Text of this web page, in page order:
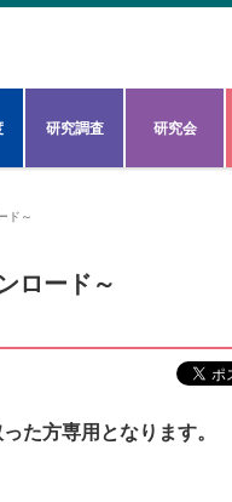
研究調査 研究会
ド～
ロード～
た方専用となります。